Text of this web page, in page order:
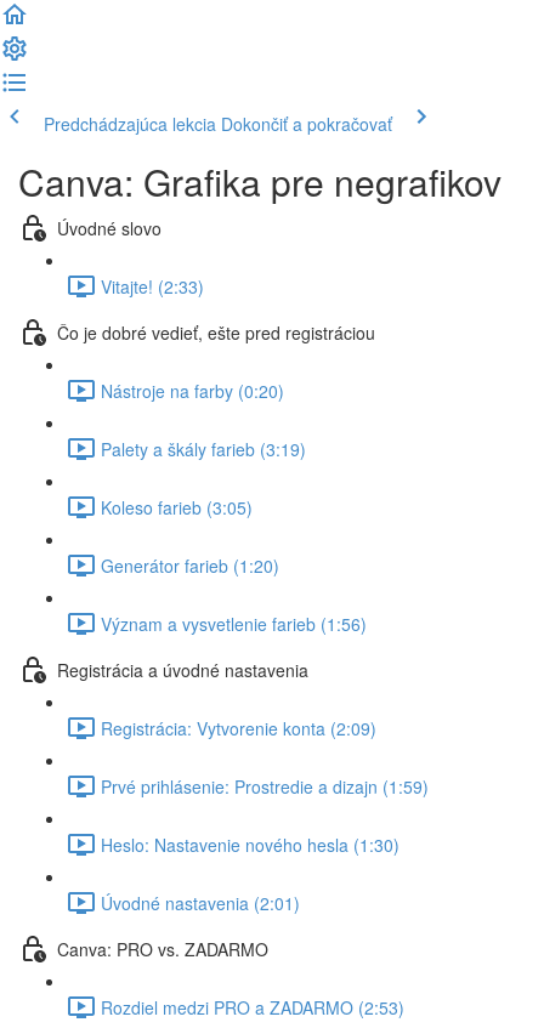
Predchádzajúca lekcia Dokončiť a pokračovať
Canva: Grafika pre negrafikov
Úvodné slovo
Vitajte! (2:33)
Čo je dobré vedieť, ešte pred registráciou
Nástroje na farby (0:20)
Palety a škály farieb (3:19)
Koleso farieb (3:05)
Generátor farieb (1:20)
Význam a vysvetlenie farieb (1:56)
Registrácia a úvodné nastavenia
Registrácia: Vytvorenie konta (2:09)
Prvé prihlásenie: Prostredie a dizajn (1:59)
Heslo: Nastavenie nového hesla (1:30)
Úvodné nastavenia (2:01)
Canva: PRO vs. ZADARMO
Rozdiel medzi PRO a ZADARMO (2:53)